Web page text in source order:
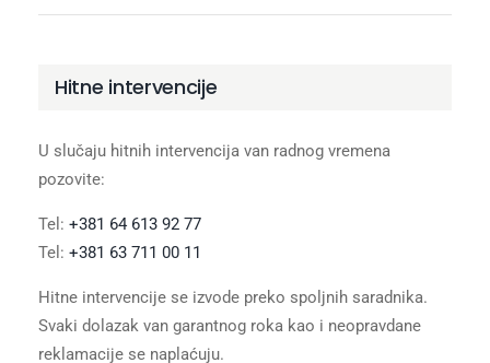
Hitne intervencije
U slučaju hitnih intervencija van radnog vremena
pozovite:
Tel: +381 64 613 92 77
Tel: +381 63 711 00 11
Hitne intervencije se izvode preko spoljnih saradnika.
Svaki dolazak van garantnog roka kao i neopravdane
reklamacije se naplaćuju.